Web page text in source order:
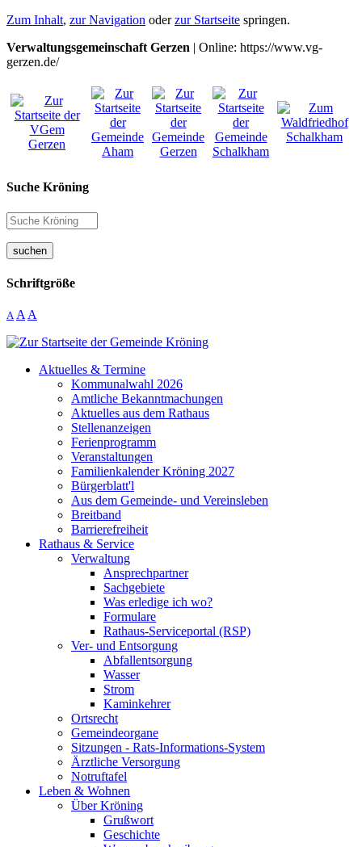
Zum Inhalt, zur Navigation oderzur Startseite springen.
Verwaltungsgemeinschaft Gerzen | Online: https://www.vg-
gerzen.de/
Suche Kröning
suchen
Schriftgröße
A A A
Aktuelles & Termine
Kommunalwahl 2026
Amtliche Bekanntmachungen
Aktuelles aus dem Rathaus
Stellenanzeigen
Ferienprogramm
Veranstaltungen
Familienkalender Kröning 2027
Bürgerblatt'l
Aus dem Gemeinde- und Vereinsleben
Breitband
Barrierefreiheit
Rathaus & Service
Verwaltung
Ansprechpartner
Sachgebiete
Was erledige ich wo?
Formulare
Rathaus-Serviceportal (RSP)
Ver- und Entsorgung
Abfallentsorgung
Wasser
Strom
Kaminkehrer
Ortsrecht
Gemeindeorgane
Sitzungen - Rats-Informations-System
Ärztliche Versorgung
Notruftafel
Leben & Wohnen
Über Kröning
Grußwort
Geschichte